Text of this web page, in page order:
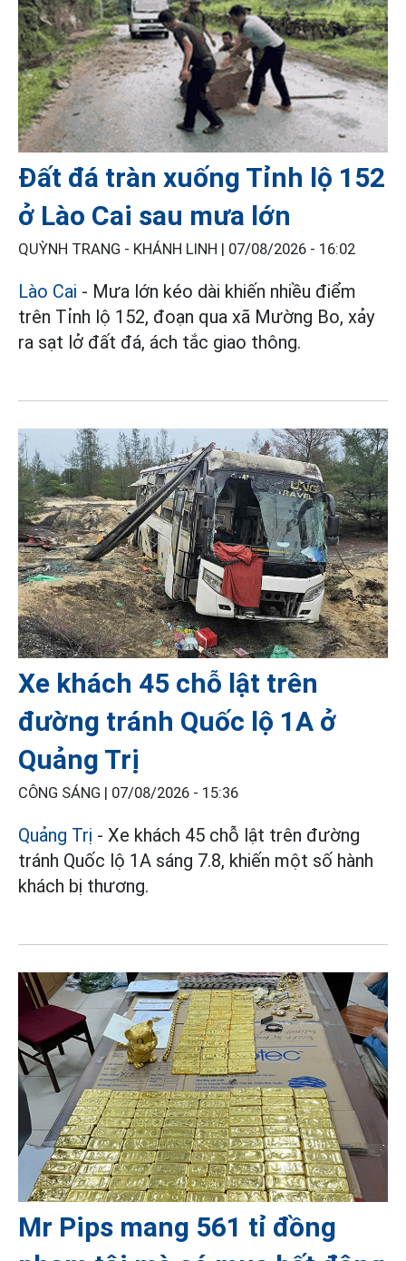
Đất đá tràn xuống Tỉnh lộ 152
ở Lào Cai sau mưa lớn
QUỲNH TRANG - KHÁNH LINH | 07/08/2026 - 16:02
Lào Cai - Mưa lớn kéo dài khiến nhiều điểm
trên Tỉnh lộ 152, đoạn qua xã Mường Bo, xảy
ra sạt lở đất đá, ách tắc giao thông.
Xe khách 45 chỗ lật trên
đường tránh Quốc lộ 1A ở
Quảng Trị
CÔNG SÁNG | 07/08/2026 - 15:36
Quảng Trị - Xe khách 45 chỗ lật trên đường
tránh Quốc lộ 1A sáng 7.8, khiến một số hành
khách bị thương.
Mr Pips mang 561 tỉ đồng